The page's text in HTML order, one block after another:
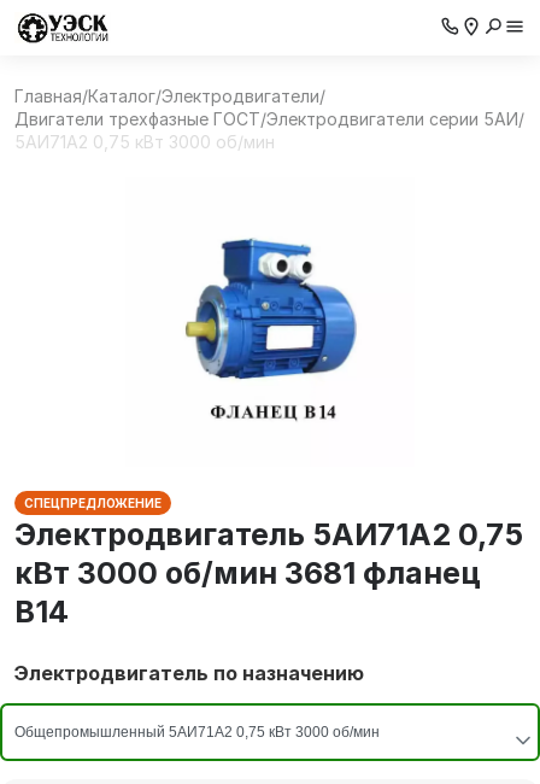
Главная/Каталог/Электродвигатели/
Двигатели трехфазные ГОСТ/Электродвигатели серии 5АИ/
5АИ71А2 0,75 кВт 3000 об/мин
СПЕЦПРЕДЛОЖЕНИЕ
Электродвигатель 5АИ71А2 0,75
кВт 3000 об/мин 3681 фланец
В14
Электродвигатель по назначению